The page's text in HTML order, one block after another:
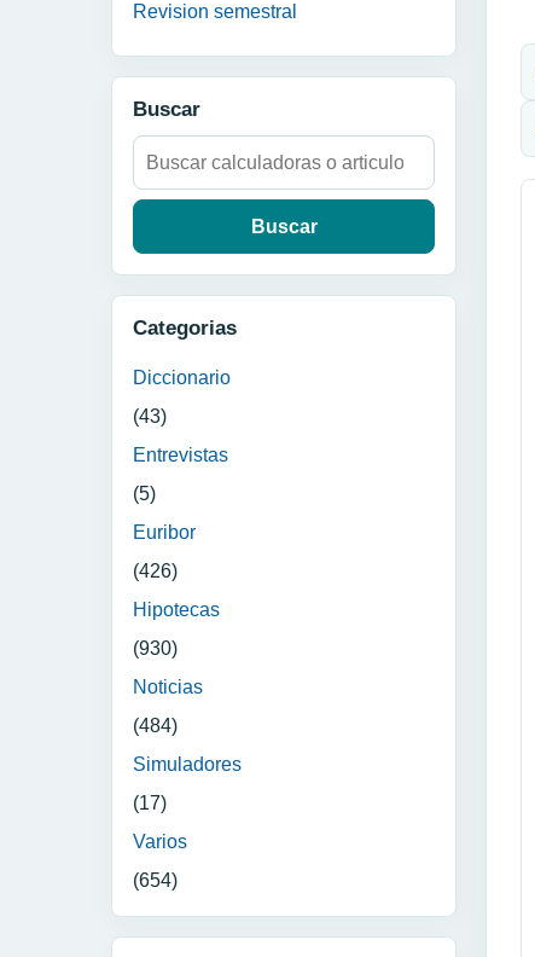
Revision semestral
Buscar
Buscar:
Categorias
Diccionario
(43)
Entrevistas
(5)
Euribor
(426)
Hipotecas
(930)
Noticias
(484)
Simuladores
(17)
Varios
(654)